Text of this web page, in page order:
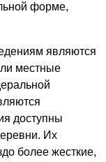
форме,
являются
местные
доступны
Их
более жесткие,